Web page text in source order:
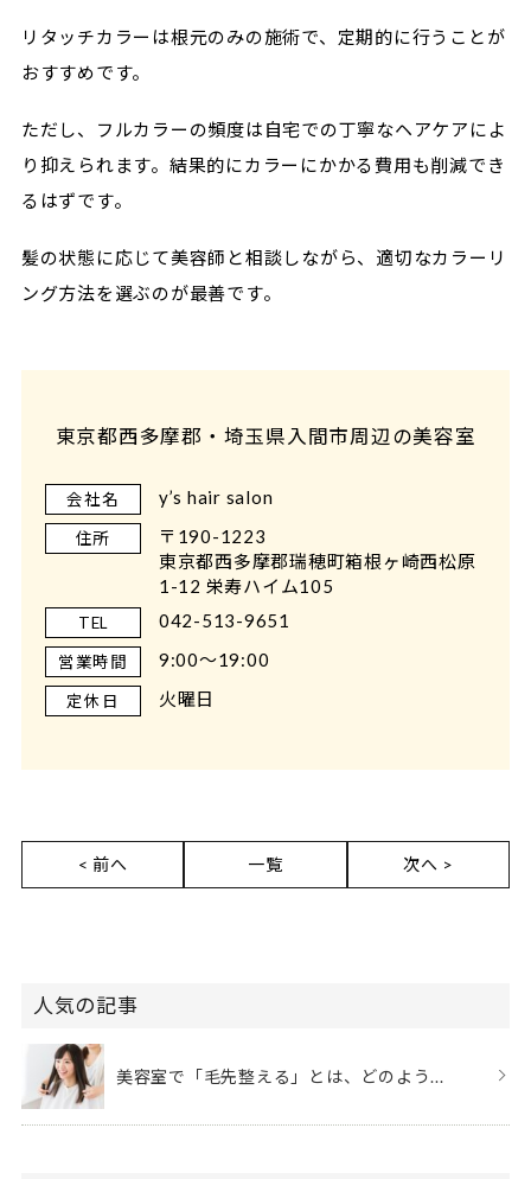
リタッチカラーは根元のみの施術で、定期的に行うことが
おすすめです。
ただし、フルカラーの頻度は自宅での丁寧なヘアケアによ
り抑えられます。結果的にカラーにかかる費用も削減でき
るはずです。
髪の状態に応じて美容師と相談しながら、適切なカラーリ
ング方法を選ぶのが最善です。
東京都西多摩郡・埼玉県入間市周辺の美容室
会社名 y’s hair salon
住所
〒190-1223
東京都西多摩郡瑞穂町箱根ヶ崎西松原
1-12 栄寿ハイム105
TEL 042-513-9651
営業時間 9:00～19:00
定休日 火曜日
< 前へ 一覧 次へ >
人気の記事
美容室で「毛先整える」とは、どのよう...